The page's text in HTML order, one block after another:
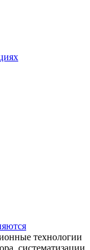
технологии